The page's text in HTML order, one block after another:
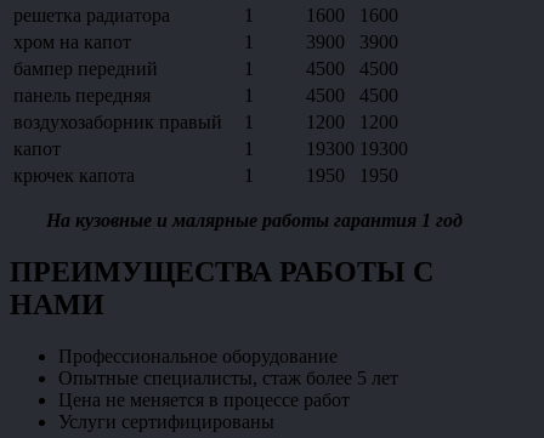
решетка радиатора
1 1600
1600
хром на капот
1 3900
3900
бампер передний
1 4500
4500
панель передняя
1 4500
4500
воздухозаборник правый
1 1200
1200
капот
1 19300 19300
крючек капота
1 1950 1950
На кузовные и малярные работы гарантия 1 год
ПРЕИМУЩЕСТВА РАБОТЫ С
НАМИ
Профессиональное оборудование
Опытные специалисты, стаж более 5 лет
Цена не меняется в процессе работ
Услуги сертифицированы